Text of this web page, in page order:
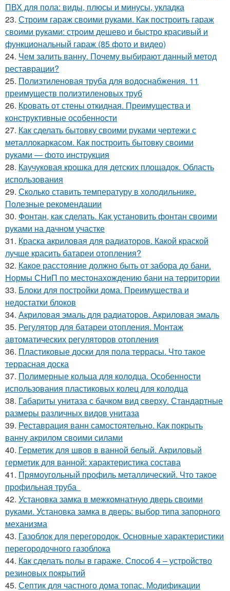
ПВХ для пола: виды, плюсы и минусы, укладка
23. Строим гараж своими руками. Как построить гараж
своими руками: строим дешево и быстро красивый и
функциональный гараж (85 фото и видео)
24. Чем залить ванну. Почему выбирают данный метод
реставрации?
25. Полиэтиленовая труба для водоснабжения. 11
преимуществ полиэтиленовых труб
26. Кровать от стены откидная. Преимущества и
конструктивные особенности
27. Как сделать бытовку своими руками чертежи с
металлокаркасом. Как построить бытовку своими
руками — фото инструкция
28. Каучуковая крошка для детских площадок. Область
использования
29. Сколько ставить температуру в холодильнике.
Полезные рекомендации
30. Фонтан, как сделать. Как установить фонтан своими
руками на дачном участке
31. Краска акриловая для радиаторов. Какой краской
лучше красить батареи отопления?
32. Какое расстояние должно быть от забора до бани.
Нормы СНиП по местонахождению бани на территории
33. Блоки для постройки дома. Преимущества и
недостатки блоков
34. Акриловая эмаль для радиаторов. Акриловая эмаль
35. Регулятор для батареи отопления. Монтаж
автоматических регуляторов отопления
36. Пластиковые доски для пола террасы. Что такое
террасная доска
37. Полимерные кольца для колодца. Особенности
использования пластиковых колец для колодца
38. Габариты унитаза с бачком вид сверху. Стандартные
размеры различных видов унитаза
39. Реставрация ванн самостоятельно. Как покрыть
ванну акрилом своими силами
40. Герметик для швов в ванной белый. Акриловый
герметик для ванной: характеристика состава
41. Прямоугольный профиль металлический. Что такое
профильная труба
42. Установка замка в межкомнатную дверь своими
руками. Установка замка в дверь: выбор типа запорного
механизма
43. Газоблок для перегородок. Основные характеристики
перегородочного газоблока
44. Как сделать полы в гараже. Способ 4 – устройство
резиновых покрытий
45. Септик для частного дома топас. Модификации